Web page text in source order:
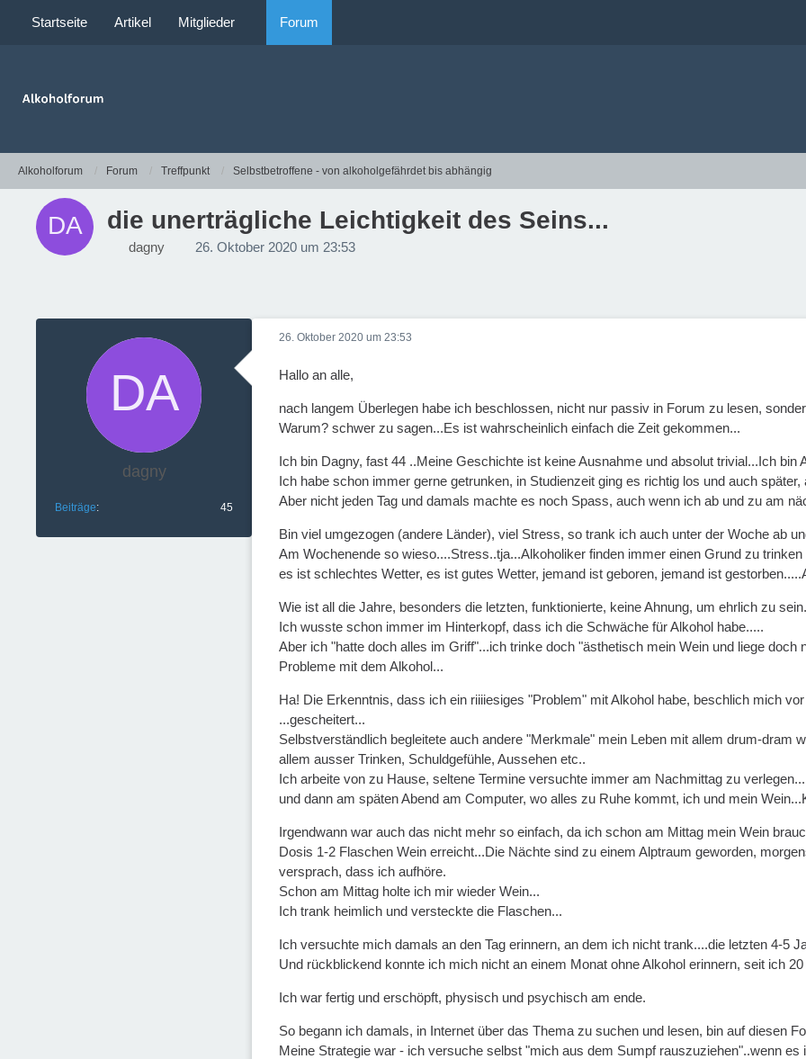
Startseite Artikel Mitglieder Forum
Alkoholforum Forum Treffpunkt Selbstbetroffene - von alkoholgefährdet bis abhängig
die unerträgliche Leichtigkeit des Seins...
dagny 26. Oktober 2020 um 23:53
dagny
Beiträge 45
26. Oktober 2020 um 23:53
Hallo an alle,
nach langem Überlegen habe ich beschlossen, nicht nur passiv in Forum zu lesen,
Warum? schwer zu sagen...Es ist wahrscheinlich einfach die Zeit gekommen...
Ich bin Dagny, fast 44 ..Meine Geschichte ist keine Ausnahme und absolut trivial...Ich bin
Ich habe schon immer gerne getrunken, in Studienzeit ging es richtig los und auch später,
Aber nicht jeden Tag und damals machte es noch Spass, auch wenn ich ab und zu am
Bin viel umgezogen (andere Länder), viel Stress, so trank ich auch unter der Woche ab
Am Wochenende so wieso....Stress..tja...Alkoholiker finden immer einen Grund zu
es ist schlechtes Wetter, es ist gutes Wetter, jemand ist geboren, jemand ist
Wie ist all die Jahre, besonders die letzten, funktionierte, keine Ahnung, um ehrlich zu sein.
Ich wusste schon immer im Hinterkopf, dass ich die Schwäche für Alkohol habe.....
Aber ich "hatte doch alles im Griff"...ich trinke doch "ästhetisch mein Wein und liege doch
Probleme mit dem Alkohol...
Ha! Die Erkenntnis, dass ich ein riiiiesiges "Problem" mit Alkohol habe, beschlich mich
...gescheitert...
Selbstverständlich begleitete auch andere "Merkmale" mein Leben mit allem drum-dram
allem ausser Trinken, Schuldgefühle, Aussehen etc..
Ich arbeite von zu Hause, seltene Termine versuchte immer am Nachmittag zu
und dann am späten Abend am Computer, wo alles zu Ruhe kommt, ich und mein
Irgendwann war auch das nicht mehr so einfach, da ich schon am Mittag mein Wein
Dosis 1-2 Flaschen Wein erreicht...Die Nächte sind zu einem Alptraum geworden,
versprach, dass ich aufhöre.
Schon am Mittag holte ich mir wieder Wein...
Ich trank heimlich und versteckte die Flaschen...
Ich versuchte mich damals an den Tag erinnern, an dem ich nicht trank....die letzten 4-5
Und rückblickend konnte ich mich nicht an einem Monat ohne Alkohol erinnern, seit ich
Ich war fertig und erschöpft, physisch und psychisch am ende.
So begann ich damals, in Internet über das Thema zu suchen und lesen, bin auf diesen
Meine Strategie war - ich versuche selbst "mich aus dem Sumpf rauszuziehen"..wenn